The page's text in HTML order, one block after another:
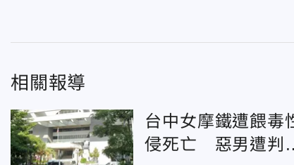
相關報導
台中女摩鐵遭餵毒
侵死亡 惡男遭判